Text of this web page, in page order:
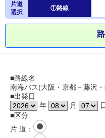
片道
選択
①路線
■路線名
南海バス(大阪・京都－藤沢
■出発日
年
月
■区分
片 道 ：